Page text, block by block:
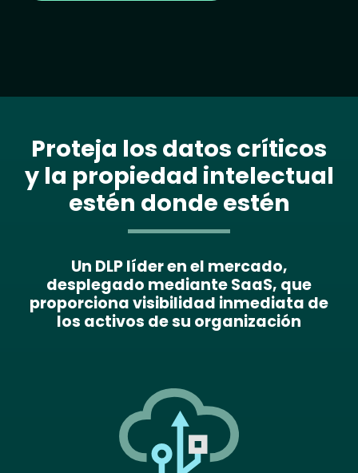
Proteja los datos críticos
y la propiedad intelectual
estén donde estén
Un DLP líder en el mercado,
desplegado mediante SaaS, que
proporciona visibilidad inmediata de
los activos de su organización